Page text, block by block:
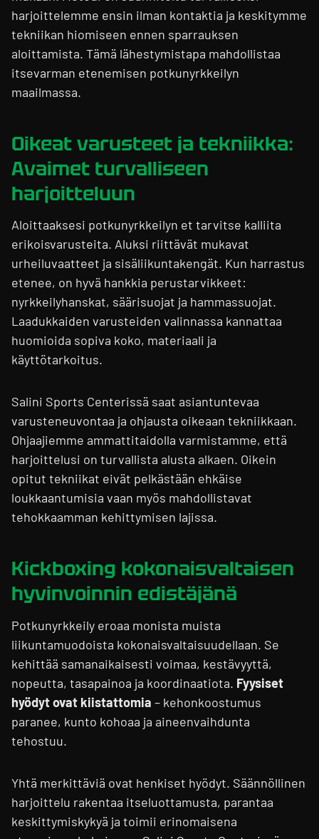
harjoittelemme ensin ilman kontaktia ja keskitymme
tekniikan hiomiseen ennen sparrauksen
aloittamista. Tämä lähestymistapa mahdollistaa
itsevarman etenemisen potkunyrkkeilyn
maailmassa.
Oikeat varusteet ja tekniikka:
Avaimet turvalliseen
harjoitteluun
Aloittaaksesi potkunyrkkeilyn et tarvitse kalliita
erikoisvarusteita. Aluksi riittävät mukavat
urheiluvaatteet ja sisäliikuntakengät. Kun harrastus
etenee, on hyvä hankkia perustarvikkeet:
nyrkkeilyhanskat, säärisuojat ja hammassuojat.
Laadukkaiden varusteiden valinnassa kannattaa
huomioida sopiva koko, materiaali ja
käyttötarkoitus.
Salini Sports Centerissä saat asiantuntevaa
varusteneuvontaa ja ohjausta oikeaan tekniikkaan.
Ohjaajiemme ammattitaidolla varmistamme, että
harjoittelusi on turvallista alusta alkaen. Oikein
opitut tekniikat eivät pelkästään ehkäise
loukkaantumisia vaan myös mahdollistavat
tehokkaamman kehittymisen lajissa.
Kickboxing kokonaisvaltaisen
hyvinvoinnin edistäjänä
Potkunyrkkeily eroaa monista muista
liikuntamuodoista kokonaisvaltaisuudellaan. Se
kehittää samanaikaisesti voimaa, kestävyyttä,
nopeutta, tasapainoa ja koordinaatiota. Fyysiset
hyödyt ovat kiistattomia – kehonkoostumus
paranee, kunto kohoaa ja aineenvaihdunta
tehostuu.
Yhtä merkittäviä ovat henkiset hyödyt. Säännöllinen
harjoittelu rakentaa itseluottamusta, parantaa
keskittymiskykyä ja toimii erinomaisena